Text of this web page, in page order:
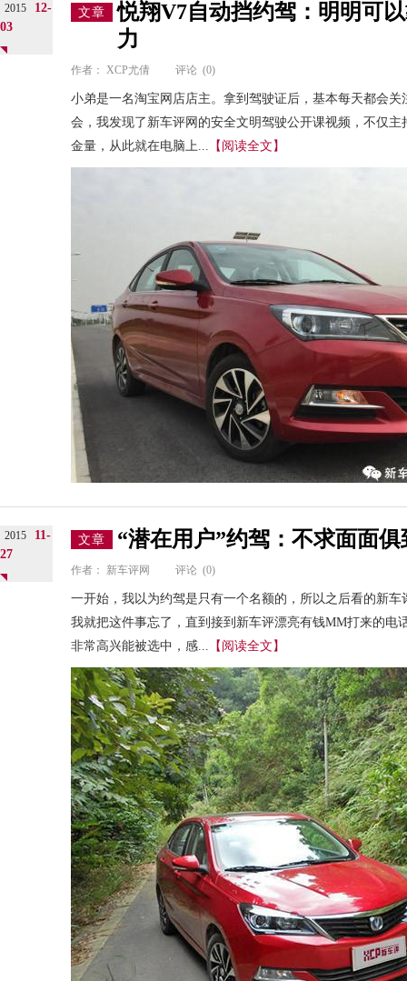
2015
12-
03
文章
悦翔V7自动挡约驾：明明可
力
作者： XCP尤倩 评论 (0)
小弟是一名淘宝网店店主。拿到驾驶证后，基本每天都会
会，我发现了新车评网的安全文明驾驶公开课视频，不仅
金量，从此就在电脑上... 【阅读全文】
2015
11-
27
文章 “潜在用户”约驾：不求面面
作者： 新车评网 评论 (0)
一开始，我以为约驾是只有一个名额的，所以之后看的新
我就把这件事忘了，直到接到新车评漂亮有钱MM打来的电
非常高兴能被选中，感... 【阅读全文】